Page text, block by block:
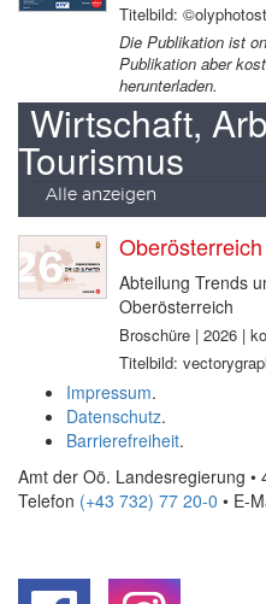
Titelbild:
Die Publikation ist
Publikation aber
herunterladen.
Wirtschaft,
Tourismus
Alle anzeigen
Abteilung Trends
Oberösterreich
Broschüre | 2026 |
Titelbild:
Impressum.
Datenschutz.
Barrierefreiheit.
Amt der Oö. Landesregierung •
Telefon (+43 732) 77 20-0 • E-